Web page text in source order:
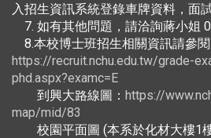
入招生資訊系統登錄車牌資料，面
7. 如有其他問題，請洽詢蔣小姐
8.本校博士班招生相關資訊請參閱
https://recruit.nchu.edu.tw/grade-
phd.aspx?examc=E
到興大路線圖： https://
map/mid/83
校園平面圖 (本系於化材大樓1樓